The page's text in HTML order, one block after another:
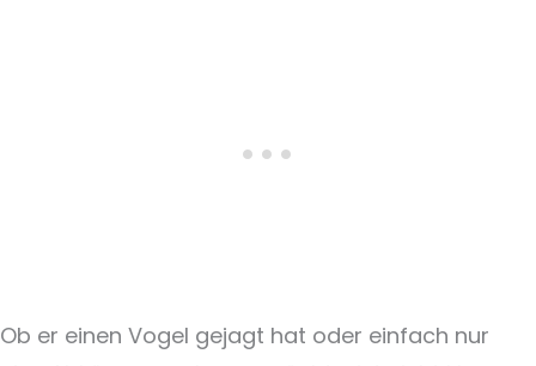
Ob er einen Vogel gejagt hat oder einfach nur